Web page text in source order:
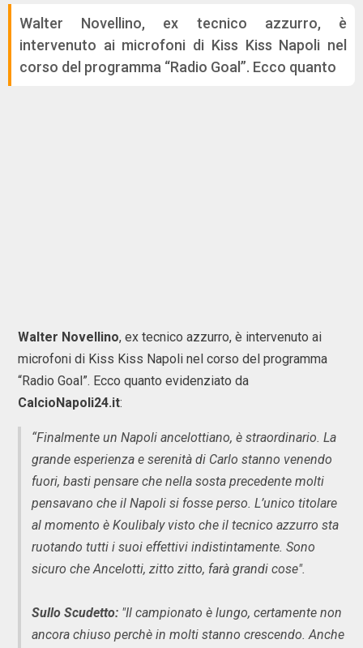
Walter Novellino, ex tecnico azzurro, è
intervenuto ai microfoni di Kiss Kiss Napoli nel
corso del programma “Radio Goal”. Ecco quanto
Walter Novellino, ex tecnico azzurro, è intervenuto ai
microfoni di Kiss Kiss Napoli nel corso del programma
“Radio Goal”. Ecco quanto evidenziato da
CalcioNapoli24.it:
“Finalmente un Napoli ancelottiano, è straordinario. La
grande esperienza e serenità di Carlo stanno venendo
fuori, basti pensare che nella sosta precedente molti
pensavano che il Napoli si fosse perso. L’unico titolare
al momento è Koulibaly visto che il tecnico azzurro sta
ruotando tutti i suoi effettivi indistintamente. Sono
sicuro che Ancelotti, zitto zitto, farà grandi cose".
Sullo Scudetto: "Il campionato è lungo, certamente non
ancora chiuso perchè in molti stanno crescendo. Anche